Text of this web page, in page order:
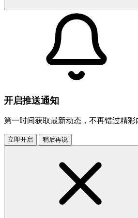
开启推送通知
第一时间获取最新动态，不再错过精彩
立即开启 稍后再说